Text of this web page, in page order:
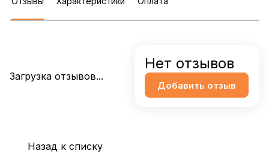
Загрузка отзывов...
Нет отзывов
Добавить отзыв
Назад к списку